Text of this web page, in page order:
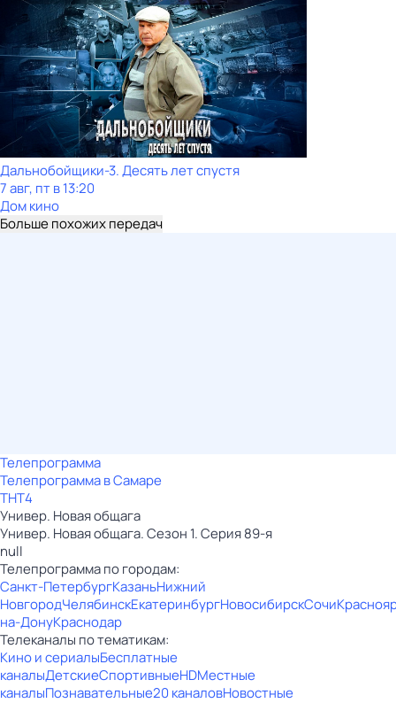
Дальнобойщики-3. Десять лет спустя
7 авг, пт в 13:20
Дом кино
Больше похожих передач
Телепрограмма
Телепрограмма в Самаре
ТНТ4
Универ. Новая общага
Универ. Новая общага. Сезон 1. Серия 89-я
null
Телепрограмма по городам:
Санкт-ПетербургКазаньНижний
НовгородЧелябинскЕкатеринбургНовосибирскСочи
на-ДонуКраснодар
Телеканалы по тематикам:
Кино и сериалыБесплатные
каналыДетскиеСпортивныеHDМестные
каналыПознавательные20 каналовНовостные